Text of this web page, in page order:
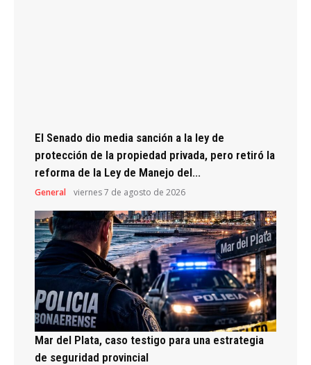
El Senado dio media sanción a la ley de
protección de la propiedad privada, pero retiró la
reforma de la Ley de Manejo del...
General viernes 7 de agosto de 2026
Mar del Plata, caso testigo para una estrategia
de seguridad provincial